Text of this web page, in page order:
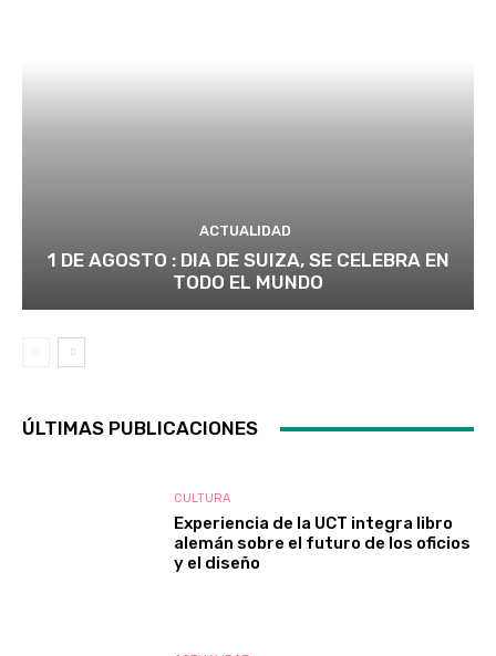
ACTUALIDAD
1 DE AGOSTO : DIA DE SUIZA, SE CELEBRA EN
TODO EL MUNDO
ÚLTIMAS PUBLICACIONES
CULTURA
Experiencia de la UCT integra libro
alemán sobre el futuro de los oficios
y el diseño